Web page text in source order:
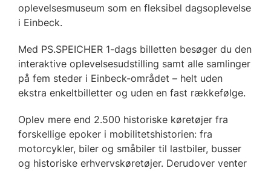
oplevelsesmuseum som en fleksibel dagsoplevelse
i Einbeck.
Med PS.SPEICHER 1-dags billetten besøger du den
interaktive oplevelsesudstilling samt alle samlinger
på fem steder i Einbeck-området – helt uden
ekstra enkeltbilletter og uden en fast rækkefølge.
Oplev mere end 2.500 historiske køretøjer fra
forskellige epoker i mobilitetshistorien: fra
motorcykler, biler og småbiler til lastbiler, busser
og historiske erhvervskøretøjer. Derudover venter